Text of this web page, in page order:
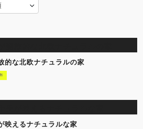
的な北欧ナチュラルの家
映えるナチュラルな家